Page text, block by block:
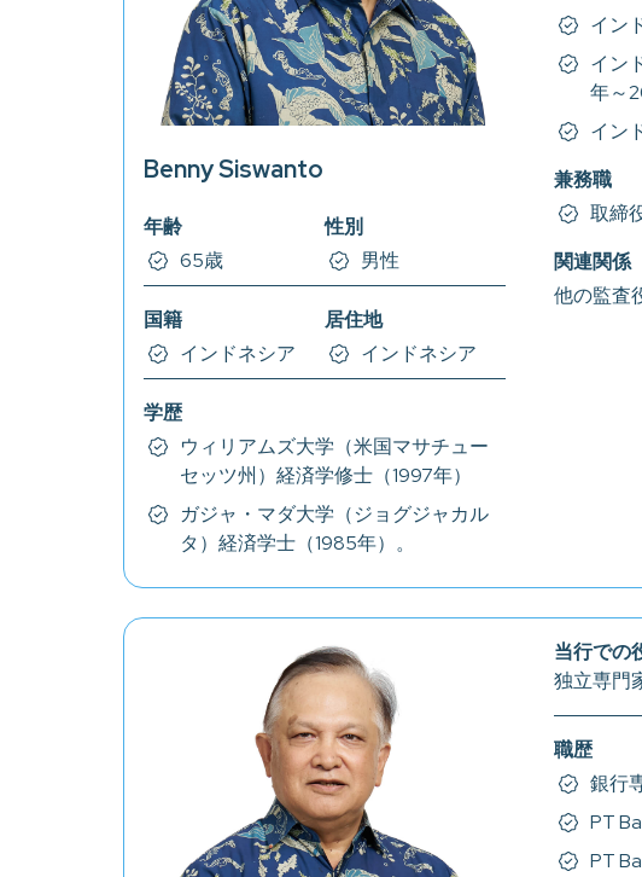
Benny Siswanto
年齢
65歳
性別
男性
国籍
インドネシア
居住地
インドネシア
学歴
ウィリアムズ大学（米国マサチュー
セッツ州）経済学修士（1997年）
ガジャ・マダ大学（ジョグジャカル
タ）経済学士（1985年）。
イン
イン
年～
イン
兼務職
取締
関連関係
他の監査
当行での
独立専門
職歴
銀行
PT
PT